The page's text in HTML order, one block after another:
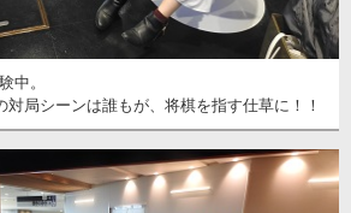
中。
局シーンは誰もが、将棋を指す仕草に！！